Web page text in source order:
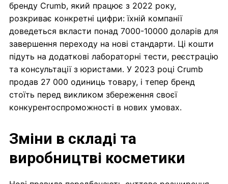
бренду Crumb, який працює з 2022 року,
розкриває конкретні цифри: їхній компанії
доведеться вкласти понад 7000-10000 доларів для
завершення переходу на нові стандарти. Ці кошти
підуть на додаткові лабораторні тести, реєстрацію
та консультації з юристами. У 2023 році Crumb
продав 27 000 одиниць товару, і тепер бренд
стоїть перед викликом збереження своєї
конкурентоспроможності в нових умовах.
Зміни в складі та
виробництві косметики